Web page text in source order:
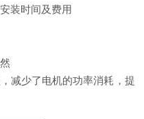
装时间及费用
减少了电机的功率消耗，提